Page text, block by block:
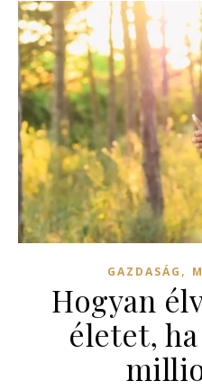
GAZDASÁG ,
Hogyan
életet,